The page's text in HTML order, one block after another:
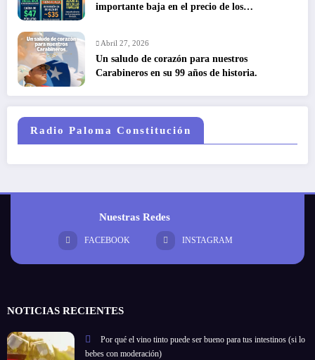
importante baja en el precio de los
Abril 27, 2026
Un saludo de corazón para nuestros
Carabineros en su 99 años de historia.
Radio Paloma Constitución
Nuestras Redes
FACEBOOK INSTAGRAM
NOTICIAS RECIENTES
Por qué el vino tinto puede ser bueno para tus intestinos (si lo
bebes con moderación)